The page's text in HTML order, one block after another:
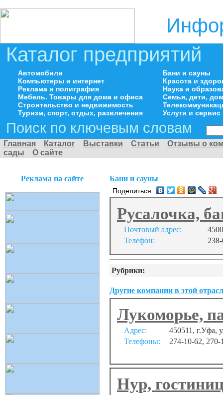
Каталог предприятий
Автомобили
Компьютеры и интернет
Реклама и полиграфия
Мебель. Товары для дома и офиса
Строительство и недвижимость
Туризм, спорт, отдых, развлечения
Бани и сауны
Красота и
Наука и
Семья, дети,
Услуги и сервис
Поиск по ключевым словам
Главная Каталог Выставки Статьи
Отзывы о
сады
О сайте
Реклама на сайте Бани и сауны
Поделиться
Русалочка,
Почтовый адрес:
Телефон:
Рубрики:
Другие компании в этой
Лукоморье,
Адрес:
450511, г.Уфа,
Телефоны:
274-10-62, 270-
Нур,